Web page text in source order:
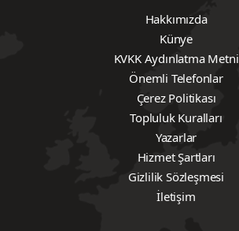
Hakkımızda
Künye
KVKK Aydınlatma Metni
Önemli Telefonlar
Çerez Politikası
Topluluk Kuralları
Yazarlar
Hizmet Şartları
Gizlilik Sözleşmesi
İletişim